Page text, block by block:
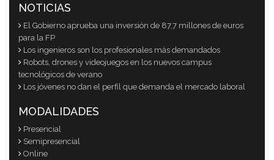
NOTICIAS
El Gobierno aprueba una inversión de 87,7 millones de euros
para la FP
Los ingenieros son los profesionales más demandados
Robots, drones y videojuegos en los nuevos campus
tecnológicos de verano
Los jóvenes no dan el perfil que demanda el mercado laboral
MODALIDADES
Presencial
Semipresencial
Online